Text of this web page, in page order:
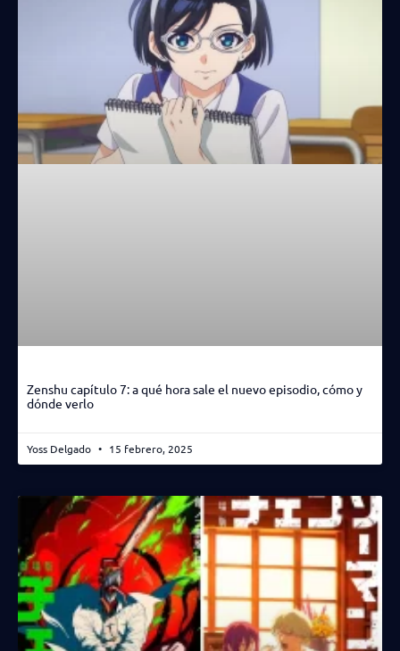
Zenshu capítulo 7: a qué hora sale el nuevo episodio, cómo y
dónde verlo
Yoss Delgado 15 febrero, 2025